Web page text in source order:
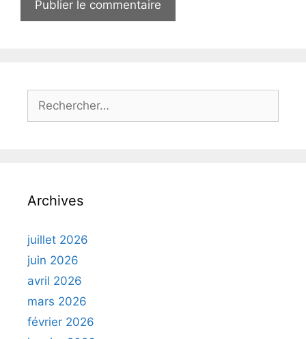
Rechercher :
Archives
juillet 2026
juin 2026
avril 2026
mars 2026
février 2026